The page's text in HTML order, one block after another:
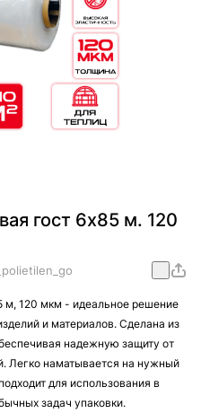
гост 6x85 м. 120
м, 120 мкм - идеальное решение
и материалов. Сделана из
надежную защиту от
Легко наматывается на нужный
для использования в
задач упаковки.